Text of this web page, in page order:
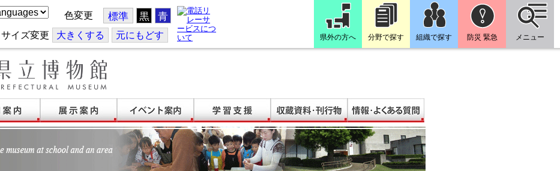
色変更 標準 黒 青
サイズ変更 大きくする 元にもどす 県外の方へ 分野で探す 組織で探す 防災 緊急 メニュー